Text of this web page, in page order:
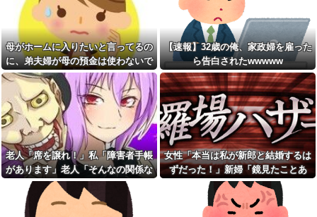
【驚愕】 新幹線じゃなく『帰
省費4000円』安くなる在来線で
帰省した結果ｗｗｗｗｗ
子供がバイトで貯めた資金で
旅行中の話だけど、ちょっとお
金足りないから貸してくれる？
って連絡きた
私「50万円使ったって本
当？」監査ママ「来月には絶対
返すから…」→約束を信じて待
った結果、警察に通報すること
になり…
俺「お前ら親指の指紋を見て
みろｗ」スレ民「何があるん
だ？」→見た瞬間、思わず笑っ
てしまう人が続出して…
40度近い熱と頭痛で朦朧とし
ながら病院行ったら、受付嬢が
ママ「子供がお絵かきに使う
からアルコールマーカーを貸し
てクレクレ」私「これ１本４０
０円するんで幼児には高価な画
材ですよ」→ママは引き下がら
ず、勝手に持ち出しやがった！
牛乳パックの長さ測ったら驚
愕の事実見つけたったｗｗｗ
【画像】彼女「ごめーん♡ち
ょびっツ散らかってるけど上が
って～～～！」⇒！！
【愕然】結婚1年で嫁が同僚と
急接近！？浮気の予感で眠れな
い夜が続く理由がコレｗｗｗｗ
我が家のボドゲ趣味に「古臭
いｗｗ」とマウントを取ってき
た義弟嫁、謎の対抗心でスマホ
ゲームに100万単位の重課金＆借
金発覚で離婚確定！「お前らが
母がホームに入りたいと言ってるの
に、弟夫婦が母の預金は使わないで
と言ってきた。我が弟ながら情けな
くて溜息が出る
【速報】32歳の俺、家政婦を雇った
ら告白されたwwwww
老人「席を譲れ！」私「障害者手帳
があります」老人「そんなの関係な
い！」→暴言を浴びせられた直後、
周囲が動き出して…
女性「本当は私が新郎と結婚するは
ずだった！」新婦「鏡見たことあ
る？」→披露宴が一瞬で騒然となっ
て…